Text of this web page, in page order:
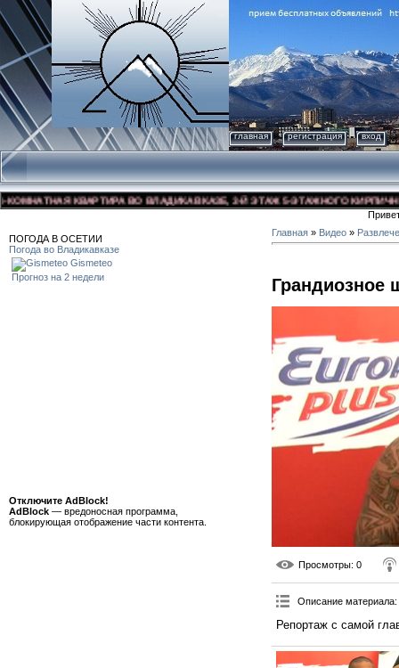
главная регистрация вход
КВАРТИРА ВО ВЛАДИКАВКАЗЕ, 3-Й ЭТАЖ 5-ЭТАЖНОГО
ПОГОДА В ОСЕТИИ
Погода во Владикавказе
Gismeteo
Прогноз на 2 недели
Отключите AdBlock!
AdBlock — вредоносная программа,
блокирующая отображение части контента.
Главная » Видео »
Грандиозное
Просмотры: 0
Описание материала:
Репортаж с самой